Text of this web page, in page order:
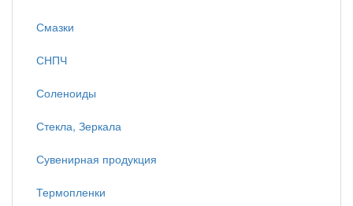
Смазки
СНПЧ
Соленоиды
Стекла, Зеркала
Сувенирная продукция
Термопленки